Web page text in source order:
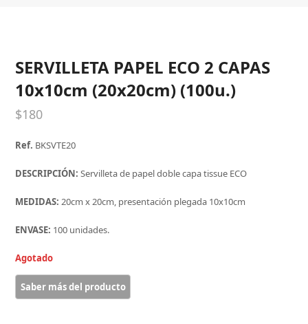
SERVILLETA PAPEL ECO 2 CAPAS
10x10cm (20x20cm) (100u.)
$180
Ref. BKSVTE20
DESCRIPCIÓN: Servilleta de papel doble capa tissue ECO
MEDIDAS:20cm x 20cm, presentación plegada 10x10cm
ENVASE: 100 unidades.
Agotado